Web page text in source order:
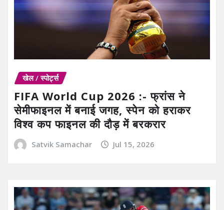
खेल / स्पोर्ट्स
FIFA World Cup 2026 :- फ्रांस ने
सेमीफाइनल में बनाई जगह, स्पेन को हराकर
विश्व कप फाइनल की दौड़ में बरकरार
Satvik Samachar Jul 15, 2026